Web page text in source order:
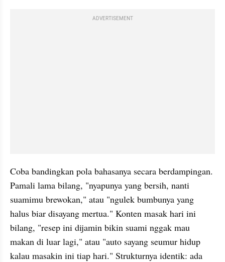
ADVERTISEMENT
Coba bandingkan pola bahasanya secara berdampingan.
Pamali lama bilang, "nyapunya yang bersih, nanti
suamimu brewokan," atau "ngulek bumbunya yang
halus biar disayang mertua." Konten masak hari ini
bilang, "resep ini dijamin bikin suami nggak mau
makan di luar lagi," atau "auto sayang seumur hidup
kalau masakin ini tiap hari." Strukturnya identik: ada